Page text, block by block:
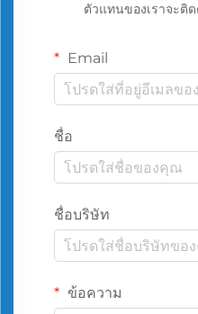
ตัวแทนของเราจะติ
Email
ชื่อ
ชื่อบริษัท
ข้อความ